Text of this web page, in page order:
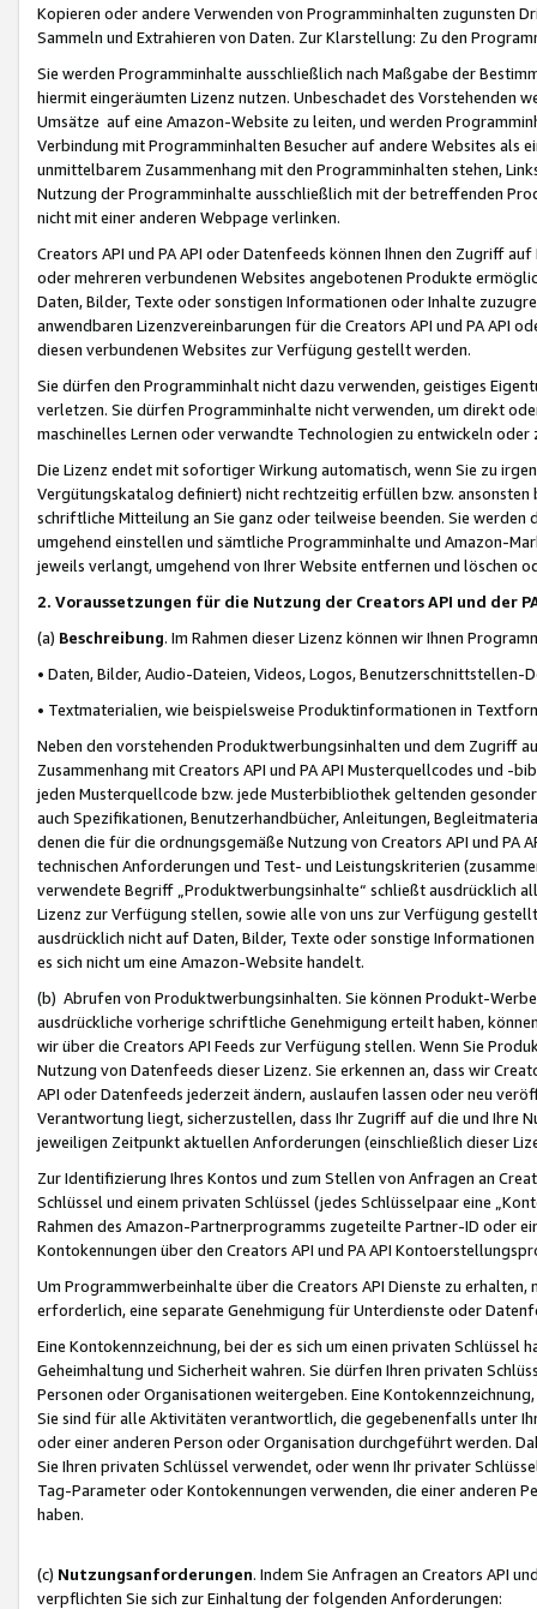
Kopieren oder andere Verwenden von Programminhalten zugunsten
Sammeln und Extrahieren von Daten. Zur Klarstellung: Zu den
Sie werden Programminhalte ausschließlich nach Maßgabe der
hiermit eingeräumten Lizenz nutzen. Unbeschadet des Vorstehenden
Umsätze auf eine Amazon-Website zu leiten, und werden
Verbindung mit Programminhalten Besucher auf andere Websites als
unmittelbarem Zusammenhang mit den Programminhalten stehen,
Nutzung der Programminhalte ausschließlich mit der betreffenden
nicht mit einer anderen Webpage verlinken.
Creators API und PA API oder Datenfeeds können Ihnen den Zugriff
oder mehreren verbundenen Websites angebotenen Produkte
Daten, Bilder, Texte oder sonstigen Informationen oder Inhalte
anwendbaren Lizenzvereinbarungen für die Creators API und PA API
diesen verbundenen Websites zur Verfügung gestellt werden.
Sie dürfen den Programminhalt nicht dazu verwenden, geistiges
verletzen. Sie dürfen Programminhalte nicht verwenden, um direkt
maschinelles Lernen oder verwandte Technologien zu entwickeln
Die Lizenz endet mit sofortiger Wirkung automatisch, wenn Sie zu
Vergütungskatalog definiert) nicht rechtzeitig erfüllen bzw. ansonsten
schriftliche Mitteilung an Sie ganz oder teilweise beenden. Sie werden
umgehend einstellen und sämtliche Programminhalte und Amazon-
jeweils verlangt, umgehend von Ihrer Website entfernen und löschen
2. Voraussetzungen für die Nutzung der Creators API und der
(a) Beschreibung. Im Rahmen dieser Lizenz können wir Ihnen
• Daten, Bilder, Audio-Dateien, Videos, Logos, Benutzerschnittstellen-
• Textmaterialien, wie beispielsweise Produktinformationen in
Neben den vorstehenden Produktwerbungsinhalten und dem Zugriff
Zusammenhang mit Creators API und PA API Musterquellcodes und
jeden Musterquellcode bzw. jede Musterbibliothek geltenden
auch Spezifikationen, Benutzerhandbücher, Anleitungen,
denen die für die ordnungsgemäße Nutzung von Creators API und PA
technischen Anforderungen und Test- und Leistungskriterien
verwendete Begriff „Produktwerbungsinhalte“ schließt ausdrücklich
Lizenz zur Verfügung stellen, sowie alle von uns zur Verfügung
ausdrücklich nicht auf Daten, Bilder, Texte oder sonstige
es sich nicht um eine Amazon-Website handelt.
(b) Abrufen von Produktwerbungsinhalten. Sie können Produkt-
ausdrückliche vorherige schriftliche Genehmigung erteilt haben,
wir über die Creators API Feeds zur Verfügung stellen. Wenn Sie
Nutzung von Datenfeeds dieser Lizenz. Sie erkennen an, dass wir
API oder Datenfeeds jederzeit ändern, auslaufen lassen oder neu
Verantwortung liegt, sicherzustellen, dass Ihr Zugriff auf die und Ihre
jeweiligen Zeitpunkt aktuellen Anforderungen (einschließlich dieser
Zur Identifizierung Ihres Kontos und zum Stellen von Anfragen an
Schlüssel und einem privaten Schlüssel (jedes Schlüsselpaar eine
Rahmen des Amazon-Partnerprogramms zugeteilte Partner-ID oder
Kontokennungen über den Creators API und PA API
Um Programmwerbeinhalte über die Creators API Dienste zu
erforderlich, eine separate Genehmigung für Unterdienste oder
Eine Kontokennzeichnung, bei der es sich um einen privaten
Geheimhaltung und Sicherheit wahren. Sie dürfen Ihren privaten
Personen oder Organisationen weitergeben. Eine
Sie sind für alle Aktivitäten verantwortlich, die gegebenenfalls unter
oder einer anderen Person oder Organisation durchgeführt werden.
Sie Ihren privaten Schlüssel verwendet, oder wenn Ihr privater
Tag-Parameter oder Kontokennungen verwenden, die einer anderen
haben.
(c) Nutzungsanforderungen. Indem Sie Anfragen an Creators API
verpflichten Sie sich zur Einhaltung der folgenden Anforderungen: